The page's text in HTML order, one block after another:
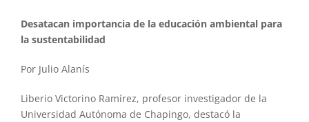
Desatacan importancia de la educación ambiental para
la sustentabilidad
Por Julio Alanís
Liberio Victorino Ramírez, profesor investigador de la
Universidad Autónoma de Chapingo, destacó la